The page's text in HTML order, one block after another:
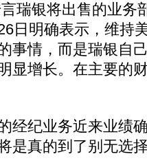
瑞银将出售的业务
日明确表示，维持
事情，而是瑞银自
显增长。在主要的
纪业务近来业绩
是真的到了别无选